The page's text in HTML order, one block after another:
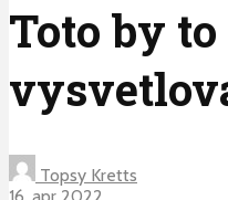
Toto by to
Topsy Kretts